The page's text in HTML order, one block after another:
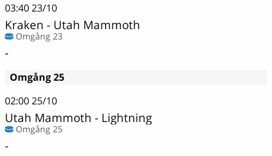
03:4023/10
Kraken - Utah Mammoth
Omgång 23
-
Omgång 25
02:0025/10
Utah Mammoth - Lightning
Omgång 25
-